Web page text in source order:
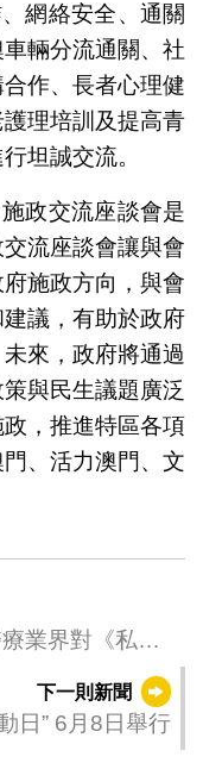
網絡安全、通關
輛分流通關、社
作、長者心理健
理培訓及提高青
坦誠交流。
政交流座談會是
流座談會讓與會
施政方向，與會
議，有助於政府
來，政府將通過
與民生議題廣泛
，推進特區各項
、活力澳門、文
下一則新聞
日” 6月8日舉行